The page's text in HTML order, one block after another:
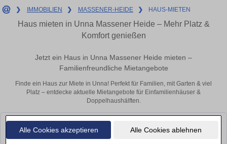
Alle Cookies akzeptieren Alle Cookies ablehnen
❯ IMMOBILIEN ❯ MASSENER-HEIDE ❯ HAUS-MIETEN
Haus mieten in Unna Massener Heide – Mehr Platz &
Komfort genießen
Jetzt ein Haus in Unna Massener Heide mieten –
Familienfreundliche Mietangebote
Finde ein Haus zur Miete in Unna! Perfekt für Familien, mit Garten & viel
Platz – entdecke aktuelle Mietangebote für Einfamilienhäuser &
Doppelhaushälften.
Leider konnten wir derzeit keine passenden Objekte finden. Schauen Sie
bald wieder vorbei!